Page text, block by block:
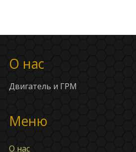
О нас
Двигатель и ГРМ
Меню
О нас